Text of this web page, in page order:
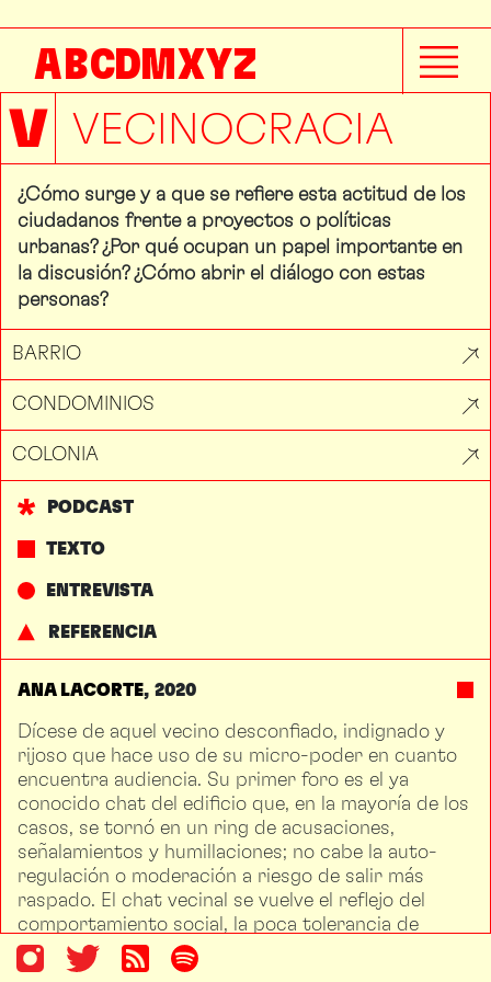
ABCDMXYZ
V VECINOCRACIA
¿Cómo surge y a que se refiere esta actitud de los
ciudadanos frente a proyectos o políticas
urbanas? ¿Por qué ocupan un papel importante en
la discusión? ¿Cómo abrir el diálogo con estas
personas?
PODCAST
TEXTO
ENTREVISTA
REFERENCIA
BARRIO
CONDOMINIOS
COLONIA
ANA LACORTE 2020
Dícese de aquel vecino desconfiado, indignado y
rijoso que hace uso de su micro-poder en cuanto
encuentra audiencia. Su primer foro es el ya
conocido chat del edificio que, en la mayoría de los
casos, se tornó en un ring de acusaciones,
señalamientos y humillaciones; no cabe la auto-
regulación o moderación a riesgo de salir más
raspado. El chat vecinal se vuelve el reflejo del
comportamiento social, la poca tolerancia de
convivencia y la indignación férrea como bandera.
Esa misma intolerancia se extrapola al siguiente